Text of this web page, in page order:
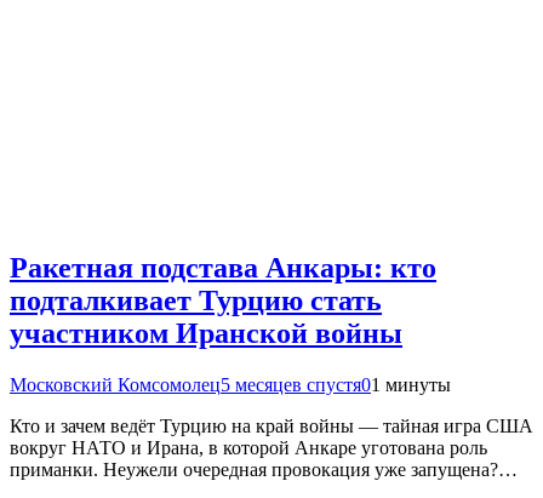
Ракетная подстава Анкары: кто
подталкивает Турцию стать
участником Иранской войны
Московский Комсомолец5 месяцев спустя01 минуты
Кто и зачем ведёт Турцию на край войны — тайная игра США
вокруг НАТО и Ирана, в которой Анкаре уготована роль
приманки. Неужели очередная провокация уже запущена?…